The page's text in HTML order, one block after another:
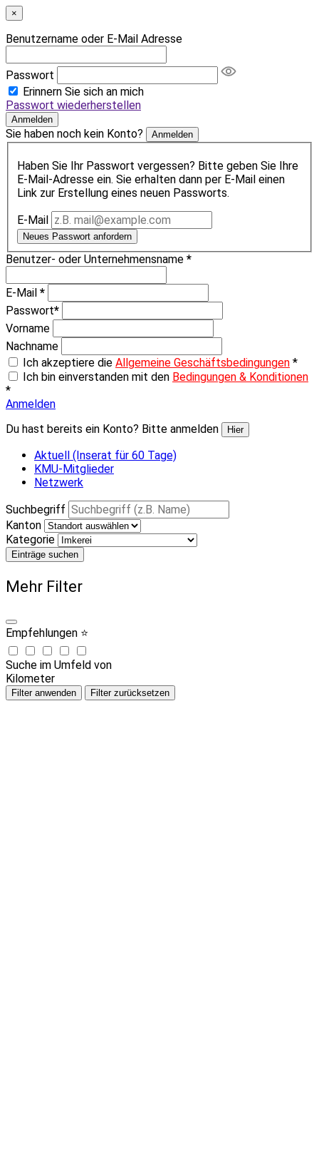
×
Benutzername oder E-Mail Adresse
Passwort
Erinnern Sie sich an mich
Passwort wiederherstellen
Anmelden
Sie haben noch kein Konto? Anmelden
Haben Sie Ihr Passwort vergessen? Bitte geben Sie Ihre
E-Mail-Adresse ein. Sie erhalten dann per E-Mail einen
Link zur Erstellung eines neuen Passworts.
E-Mail
Neues Passwort anfordern
Benutzer- oder Unternehmensname *
E-Mail *
Passwort*
Vorname
Nachname
Ich akzeptiere die Allgemeine Geschäftsbedingungen *
Ich bin einverstanden mit den Bedingungen & Konditionen
*
Anmelden
Du hast bereits ein Konto? Bitte anmelden
Hier
Aktuell (Inserat für 60 Tage)
KMU-Mitglieder
Netzwerk
Suchbegriff
Kanton
Kategorie
Einträge suchen
Mehr Filter
Empfehlungen ⭐
Suche im Umfeld von
Kilometer
Filter anwenden Filter zurücksetzen